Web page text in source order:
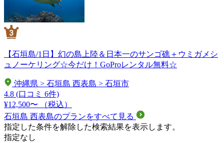
【石垣島/1日】幻の島上陸＆日本一のサンゴ礁＋ウミガメシ
ュノーケリング☆今だけ！GoProレンタル無料☆
沖縄県 > 石垣島 西表島 > 石垣市
4.8 (口コミ 6件)
¥12,500〜
（税込）
石垣島 西表島のプランをすべて見る
指定した条件を解除した検索結果を表示します。
指定なし